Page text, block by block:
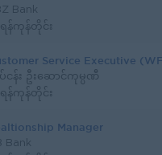
Bank
ရန်ကုန်တိုင်း
Service Executive
ငန်း ဦးဆောင်ကုမ္ပဏီ
ရန်ကုန်တိုင်း
Manager
Bank